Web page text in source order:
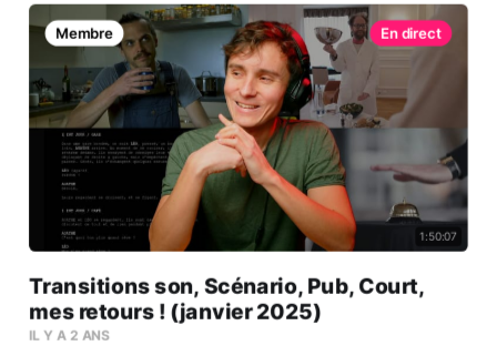
1:50:07
Membre
Transitions son, Scénario, Pub, Court,
mes retours ! (janvier 2025)
IL Y A 2 ANS